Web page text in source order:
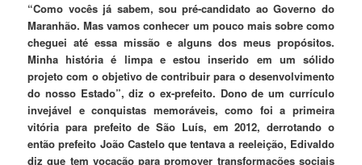
“Como vocês já sabem, sou pré-candidato ao Governo do
Maranhão. Mas vamos conhecer um pouco mais sobre como
cheguei até essa missão e alguns dos meus propósitos.
Minha história é limpa e estou inserido em um sólido
projeto com o objetivo de contribuir para o desenvolvimento
do nosso Estado”, diz o ex-prefeito. Dono de um currículo
invejável e conquistas memoráveis, como foi a primeira
vitória para prefeito de São Luís, em 2012, derrotando o
então prefeito João Castelo que tentava a reeleição, Edivaldo
diz que tem vocação para promover transformações sociais